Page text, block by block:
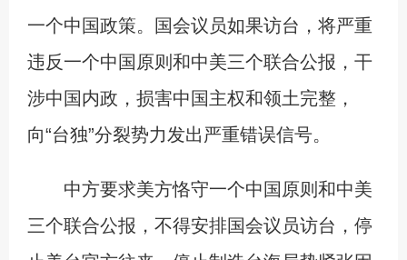
一个中国政策。国会议员如果访台，将严重
违反一个中国原则和中美三个联合公报，干
涉中国内政，损害中国主权和领土完整，
向“台独”分裂势力发出严重错误信号。
中方要求美方恪守一个中国原则和中美
三个联合公报，不得安排国会议员访台，停